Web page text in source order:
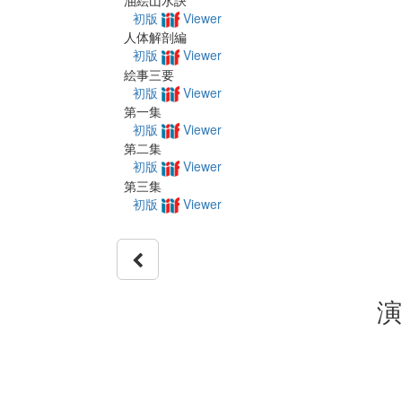
初版
Viewer
人体解剖編
初版
Viewer
絵事三要
初版
Viewer
第一集
初版
Viewer
第二集
初版
Viewer
第三集
初版
Viewer